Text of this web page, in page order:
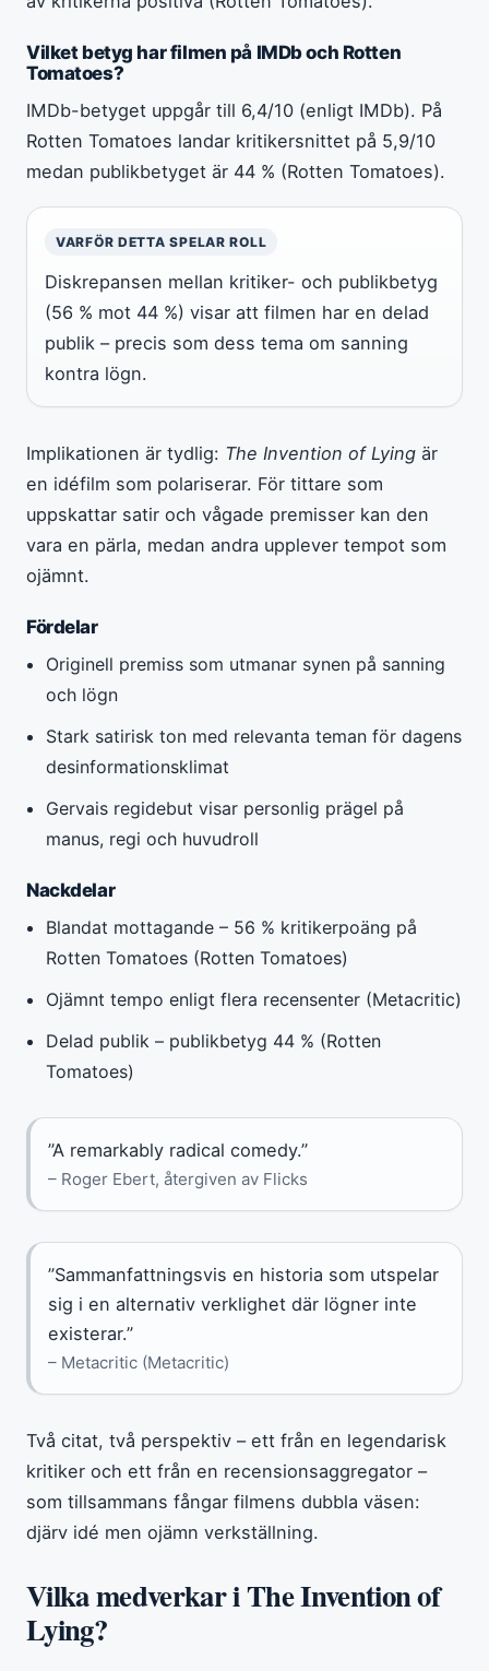
Vilket betyg har filmen på IMDb och Rotten
Tomatoes?
IMDb-betyget uppgår till 6,4/10 (enligt IMDb). På
Rotten Tomatoes landar kritikersnittet på 5,9/10
medan publikbetyget är 44 % (Rotten Tomatoes).
VARFÖR DETTA SPELAR ROLL
Diskrepansen mellan kritiker- och publikbetyg
(56 % mot 44 %) visar att filmen har en delad
publik – precis som dess tema om sanning
kontra lögn.
Implikationen är tydlig: The Invention of Lying är
en idéfilm som polariserar. För tittare som
uppskattar satir och vågade premisser kan den
vara en pärla, medan andra upplever tempot som
ojämnt.
Fördelar
Originell premiss som utmanar synen på sanning
och lögn
Stark satirisk ton med relevanta teman för dagens
desinformationsklimat
Gervais regidebut visar personlig prägel på
manus, regi och huvudroll
Nackdelar
Blandat mottagande – 56 % kritikerpoäng på
Rotten Tomatoes (Rotten Tomatoes)
Ojämnt tempo enligt flera recensenter (Metacritic)
Delad publik – publikbetyg 44 % (Rotten
Tomatoes)
”A remarkably radical comedy.”
– Roger Ebert, återgiven av Flicks
”Sammanfattningsvis en historia som utspelar
sig i en alternativ verklighet där lögner inte
existerar.”
– Metacritic (Metacritic)
Två citat, två perspektiv – ett från en legendarisk
kritiker och ett från en recensionsaggregator –
som tillsammans fångar filmens dubbla väsen:
djärv idé men ojämn verkställning.
Vilka medverkar i The Invention of
Lying?